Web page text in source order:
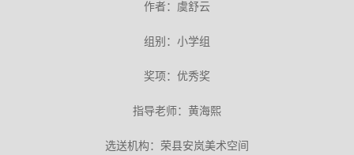
作者：虞舒云
组别：小学组
奖项：优秀奖
指导老师：黄海熙
选送机构：荣县安岚美术空间